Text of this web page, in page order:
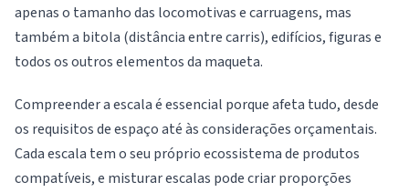
apenas o tamanho das locomotivas e carruagens, mas
também a bitola (distância entre carris), edifícios, figuras e
todos os outros elementos da maqueta.
Compreender a escala é essencial porque afeta tudo, desde
os requisitos de espaço até às considerações orçamentais.
Cada escala tem o seu próprio ecossistema de produtos
compatíveis, e misturar escalas pode criar proporções